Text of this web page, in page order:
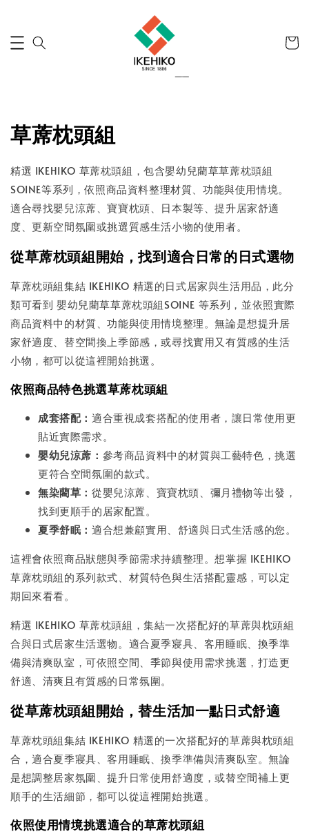
草蓆枕頭組
精選 IKEHIKO 草蓆枕頭組，包含嬰幼兒藺草草蓆枕頭組
SOINE等系列，依照商品資料整理材質、功能與使用情境。
適合尋找嬰兒涼蓆、寶寶枕頭、日本製等、提升居家舒適
度、更新空間氛圍或挑選質感生活小物的使用者。
從草蓆枕頭組開始，找到適合日常的日式選物
草蓆枕頭組集結 IKEHIKO 精選的日式居家與生活用品，此分
類可看到 嬰幼兒藺草草蓆枕頭組SOINE 等系列，並依照實際
商品資料中的材質、功能與使用情境整理。無論是想提升居
家舒適度、替空間換上季節感，或尋找實用又有質感的生活
小物，都可以從這裡開始挑選。
依照商品特色挑選草蓆枕頭組
成套搭配： 適合重視成套搭配的使用者，讓日常使用更
貼近實際需求。
嬰幼兒涼蓆： 參考商品資料中的材質與工藝特色，挑選
更符合空間氛圍的款式。
無染藺草： 從嬰兒涼蓆、寶寶枕頭、彌月禮物等出發，
找到更順手的居家配置。
夏季舒眠： 適合想兼顧實用、舒適與日式生活感的您。
這裡會依照商品狀態與季節需求持續整理。想掌握 IKEHIKO
草蓆枕頭組的系列款式、材質特色與生活搭配靈感，可以定
期回來看看。
精選 IKEHIKO 草蓆枕頭組，集結一次搭配好的草蓆與枕頭組
合與日式居家生活選物。適合夏季寢具、客用睡眠、換季準
備與清爽臥室，可依照空間、季節與使用需求挑選，打造更
舒適、清爽且有質感的日常氛圍。
從草蓆枕頭組開始，替生活加一點日式舒適
草蓆枕頭組集結 IKEHIKO 精選的一次搭配好的草蓆與枕頭組
合，適合夏季寢具、客用睡眠、換季準備與清爽臥室。無論
是想調整居家氛圍、提升日常使用舒適度，或替空間補上更
順手的生活細節，都可以從這裡開始挑選。
依照使用情境挑選適合的草蓆枕頭組